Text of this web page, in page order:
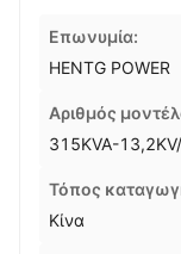
Επωνυμία:
HENTG POWER
Αριθμός
315KVA-
Τόπος
Κίνα